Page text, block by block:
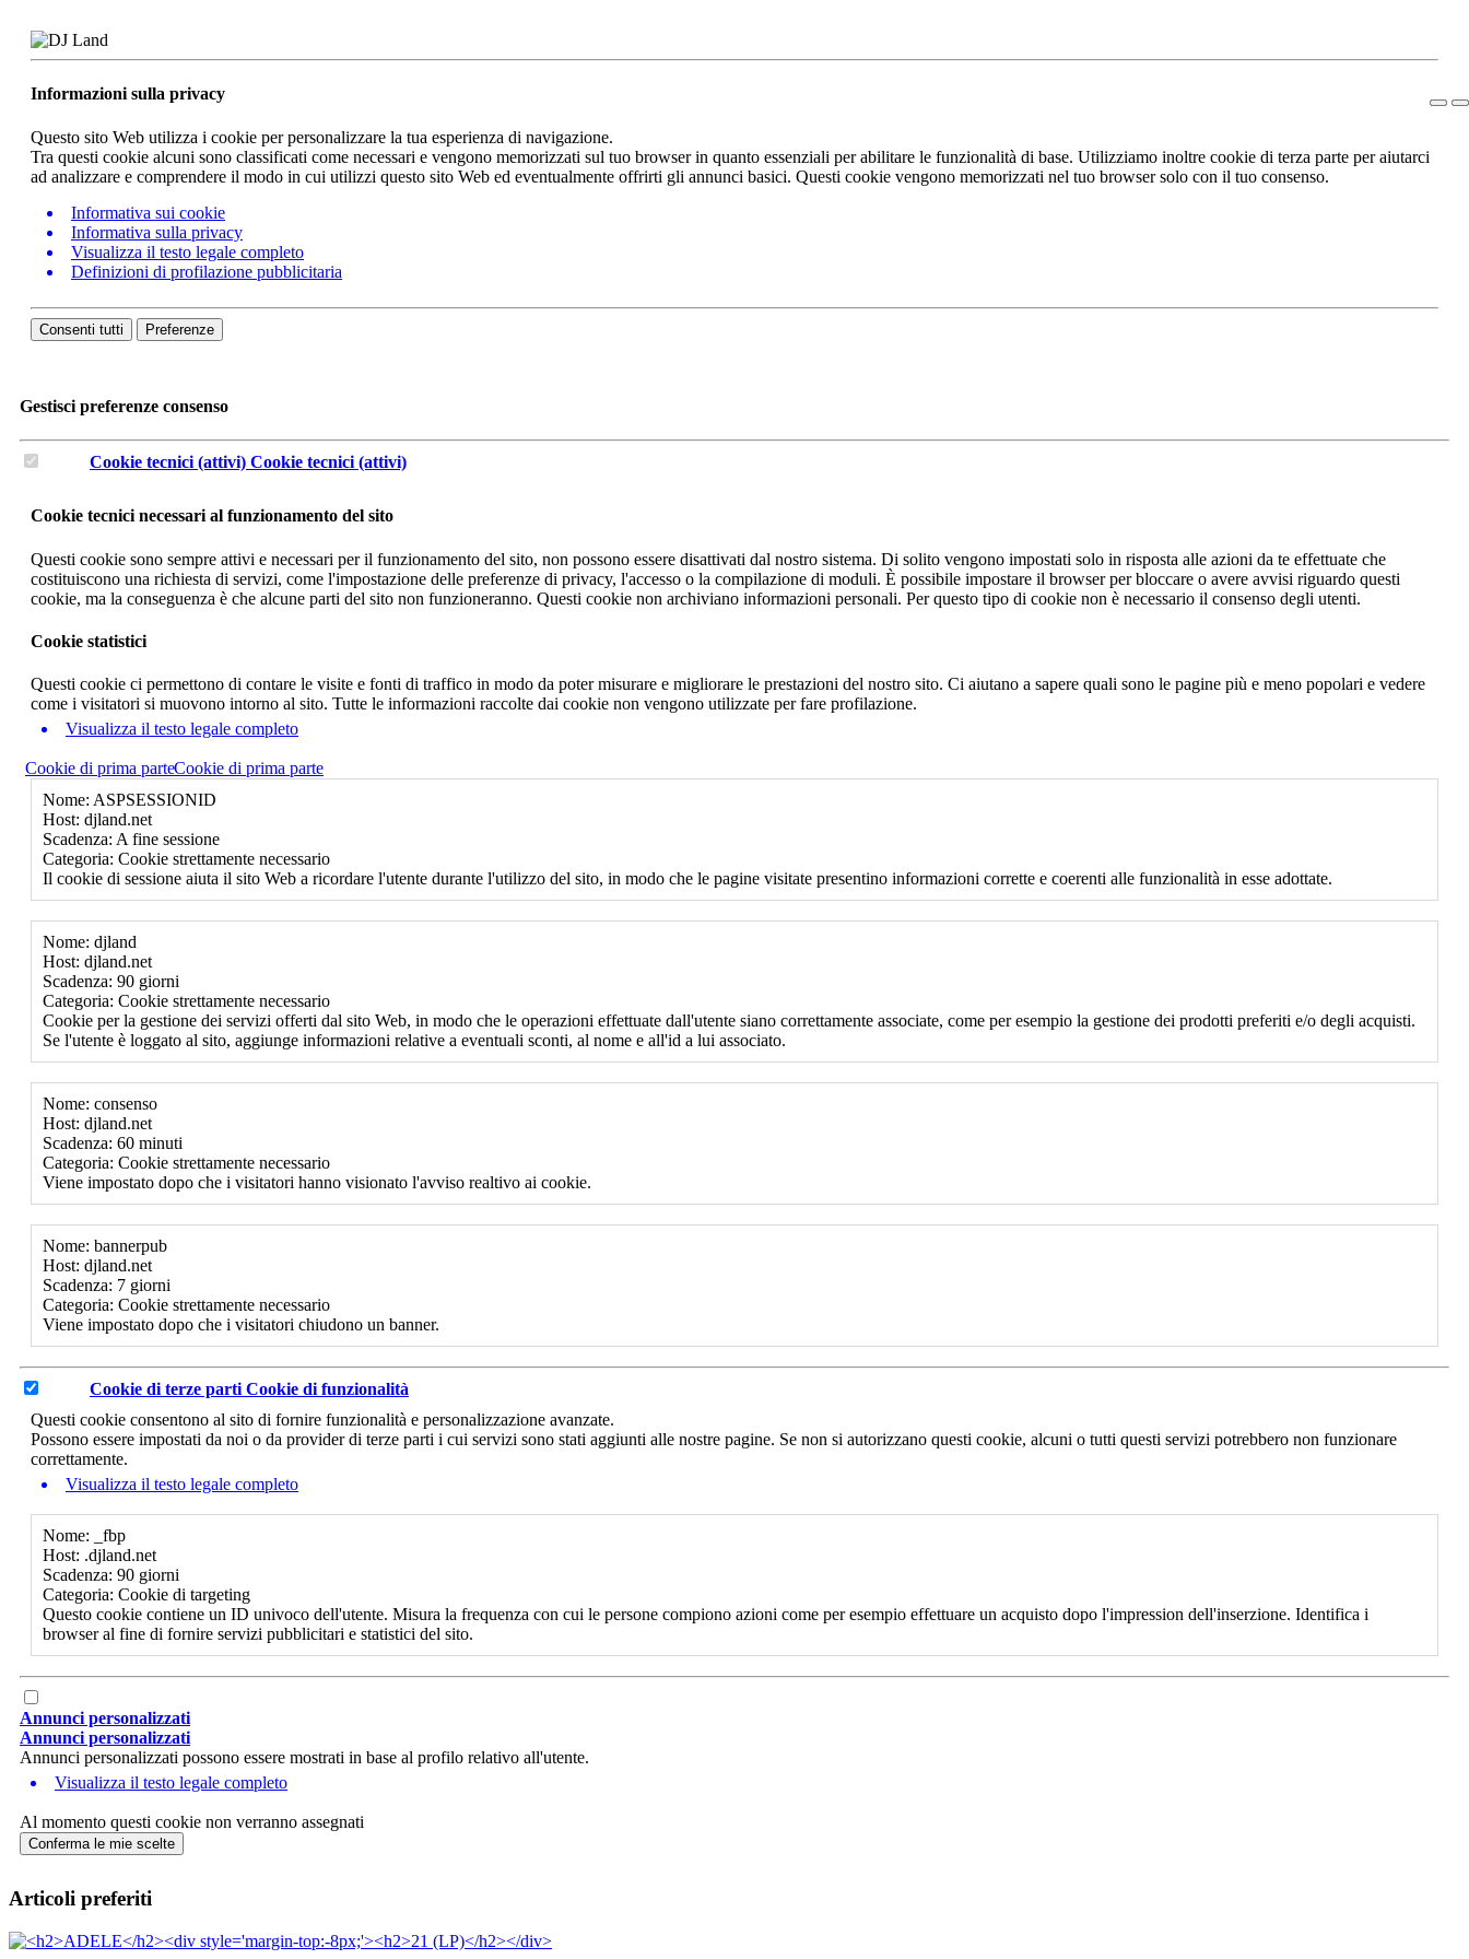
Informazioni sulla privacy
Questo sito Web utilizza i cookie per personalizzare la tua esperienza di navigazione.
Tra questi cookie alcuni sono classificati come necessari e vengono memorizzati sul tuo browser in quanto essenziali per abilitare le funzionalità di base. Utilizziamo inoltre cookie di terza parte per aiutarci
ad analizzare e comprendere il modo in cui utilizzi questo sito Web ed eventualmente offrirti gli annunci basici. Questi cookie vengono memorizzati nel tuo browser solo con il tuo consenso.
Informativa sui cookie
Informativa sulla privacy
Visualizza il testo legale completo
Definizioni di profilazione pubblicitaria
Consenti tutti Preferenze
Gestisci preferenze consenso
Cookie tecnici (attivi) Cookie tecnici (attivi)
Cookie tecnici necessari al funzionamento del sito
Questi cookie sono sempre attivi e necessari per il funzionamento del sito, non possono essere disattivati dal nostro sistema. Di solito vengono impostati solo in risposta alle azioni da te effettuate che
costituiscono una richiesta di servizi, come l'impostazione delle preferenze di privacy, l'accesso o la compilazione di moduli. È possibile impostare il browser per bloccare o avere avvisi riguardo questi
cookie, ma la conseguenza è che alcune parti del sito non funzioneranno. Questi cookie non archiviano informazioni personali. Per questo tipo di cookie non è necessario il consenso degli utenti.
Cookie statistici
Questi cookie ci permettono di contare le visite e fonti di traffico in modo da poter misurare e migliorare le prestazioni del nostro sito. Ci aiutano a sapere quali sono le pagine più e meno popolari e vedere
come i visitatori si muovono intorno al sito. Tutte le informazioni raccolte dai cookie non vengono utilizzate per fare profilazione.
Visualizza il testo legale completo
Cookie di prima parteCookie di prima parte
Nome: ASPSESSIONID
Host: djland.net
Scadenza: A fine sessione
Categoria: Cookie strettamente necessario
Il cookie di sessione aiuta il sito Web a ricordare l'utente durante l'utilizzo del sito, in modo che le pagine visitate presentino informazioni corrette e coerenti alle funzionalità in esse adottate.
Nome: djland
Host: djland.net
Scadenza: 90 giorni
Categoria: Cookie strettamente necessario
Cookie per la gestione dei servizi offerti dal sito Web, in modo che le operazioni effettuate dall'utente siano correttamente associate, come per esempio la gestione dei prodotti preferiti e/o degli acquisti.
Se l'utente è loggato al sito, aggiunge informazioni relative a eventuali sconti, al nome e all'id a lui associato.
Nome: consenso
Host: djland.net
Scadenza: 60 minuti
Categoria: Cookie strettamente necessario
Viene impostato dopo che i visitatori hanno visionato l'avviso realtivo ai cookie.
Nome: bannerpub
Host: djland.net
Scadenza: 7 giorni
Categoria: Cookie strettamente necessario
Viene impostato dopo che i visitatori chiudono un banner.
Cookie di terze parti Cookie di funzionalità
Questi cookie consentono al sito di fornire funzionalità e personalizzazione avanzate.
Possono essere impostati da noi o da provider di terze parti i cui servizi sono stati aggiunti alle nostre pagine. Se non si autorizzano questi cookie, alcuni o tutti questi servizi potrebbero non funzionare
correttamente.
Visualizza il testo legale completo
Nome: _fbp
Host: .djland.net
Scadenza: 90 giorni
Categoria: Cookie di targeting
Questo cookie contiene un ID univoco dell'utente. Misura la frequenza con cui le persone compiono azioni come per esempio effettuare un acquisto dopo l'impression dell'inserzione. Identifica i
browser al fine di fornire servizi pubblicitari e statistici del sito.
Annunci personalizzati
Annunci personalizzati
Annunci personalizzati possono essere mostrati in base al profilo relativo all'utente.
Visualizza il testo legale completo
Al momento questi cookie non verranno assegnati
Conferma le mie scelte
Articoli preferiti